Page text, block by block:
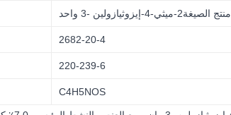
منتج الصيغة2-ميثي-4-إيزوثيازولين -3 واحد
2682-20-4
220-239-6
C4H5NOS